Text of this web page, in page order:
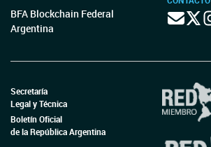
BFA Blockchain Federal
Argentina
Secretaría
Legal y Técnica
Boletín Oficial
de la República Argentina